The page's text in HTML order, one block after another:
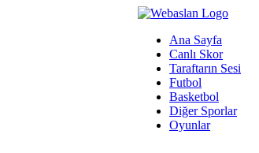
Ana Sayfa
Canlı Skor
Taraftarın Sesi
Futbol
Basketbol
Diğer Sporlar
Oyunlar